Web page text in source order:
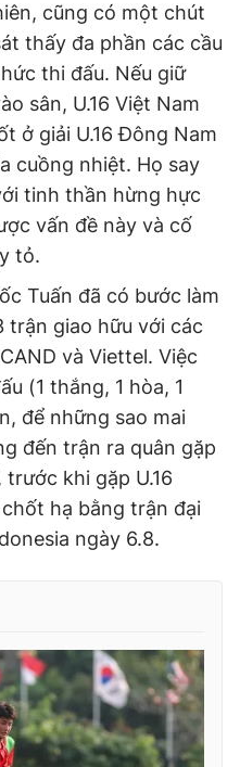
cũng có một chút
thấy đa phần các cầu
thi đấu. Nếu giữ
sân, U.16 Việt Nam
ở giải U.16 Đông Nam
cuồng nhiệt. Họ say
tinh thần hừng hực
vấn đề này và cố
tỏ.
Tuấn đã có bước làm
trận giao hữu với các
và Viettel. Việc
(1 thắng, 1 hòa, 1
để những sao mai
đến trận ra quân gặp
trước khi gặp U.16
hạ bằng trận đại
ngày 6.8.